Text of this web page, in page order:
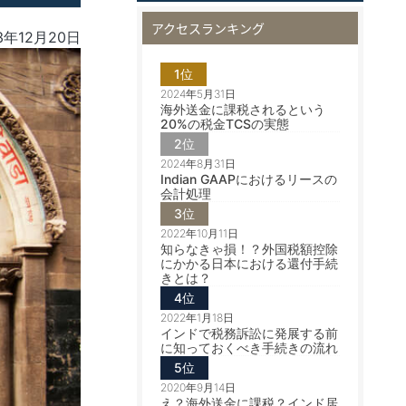
12月20日 アクセスランキング
1位
2024年5月31日
海外送金に課税されるという
20%の税金TCSの実態
2位
2024年8月31日
Indian GAAPにおけるリースの
会計処理
3位
2022年10月11日
知らなきゃ損！？外国税額控除
にかかる日本における還付手続
きとは？
4位
2022年1月18日
インドで税務訴訟に発展する前
に知っておくべき手続きの流れ
5位
2020年9月14日
え？海外送金に課税？インド居